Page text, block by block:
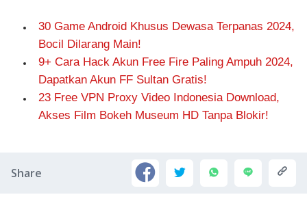
30 Game Android Khusus Dewasa Terpanas 2024,
Bocil Dilarang Main!
9+ Cara Hack Akun Free Fire Paling Ampuh 2024,
Dapatkan Akun FF Sultan Gratis!
23 Free VPN Proxy Video Indonesia Download,
Akses Film Bokeh Museum HD Tanpa Blokir!
Share